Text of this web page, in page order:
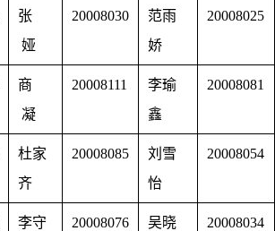
张
娅
20008030
范雨
娇
20008025
商
凝
20008111
李瑜
鑫
20008081
杜家
齐
20008085
刘雪
怡
20008054
李守
20008076
吴晓
20008034